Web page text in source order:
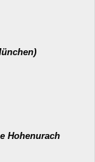
Hohenurach